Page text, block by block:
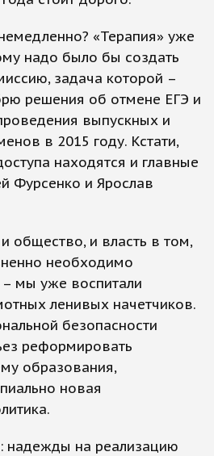
«Терапия» уже
надо было бы создать
задача которой –
решения об отмене ЕГЭ и
выпускных и
в 2015 году. Кстати,
находятся и главные
Фурсенко и Ярослав
общество, и власть в том,
необходимо
– мы уже воспитали
ленивых начетчиков.
безопасности
реформировать
образования,
новая
надежды на реализацию